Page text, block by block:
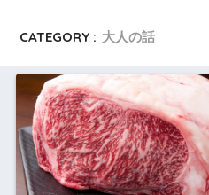
CATEGORY : 大人の話